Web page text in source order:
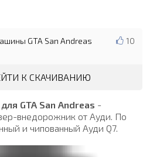
10
GTA San Andreas
К СКАЧИВАНИЮ
GTA San Andreas -
внедорожник от Ауди. По
и чипованный Ауди Q7.